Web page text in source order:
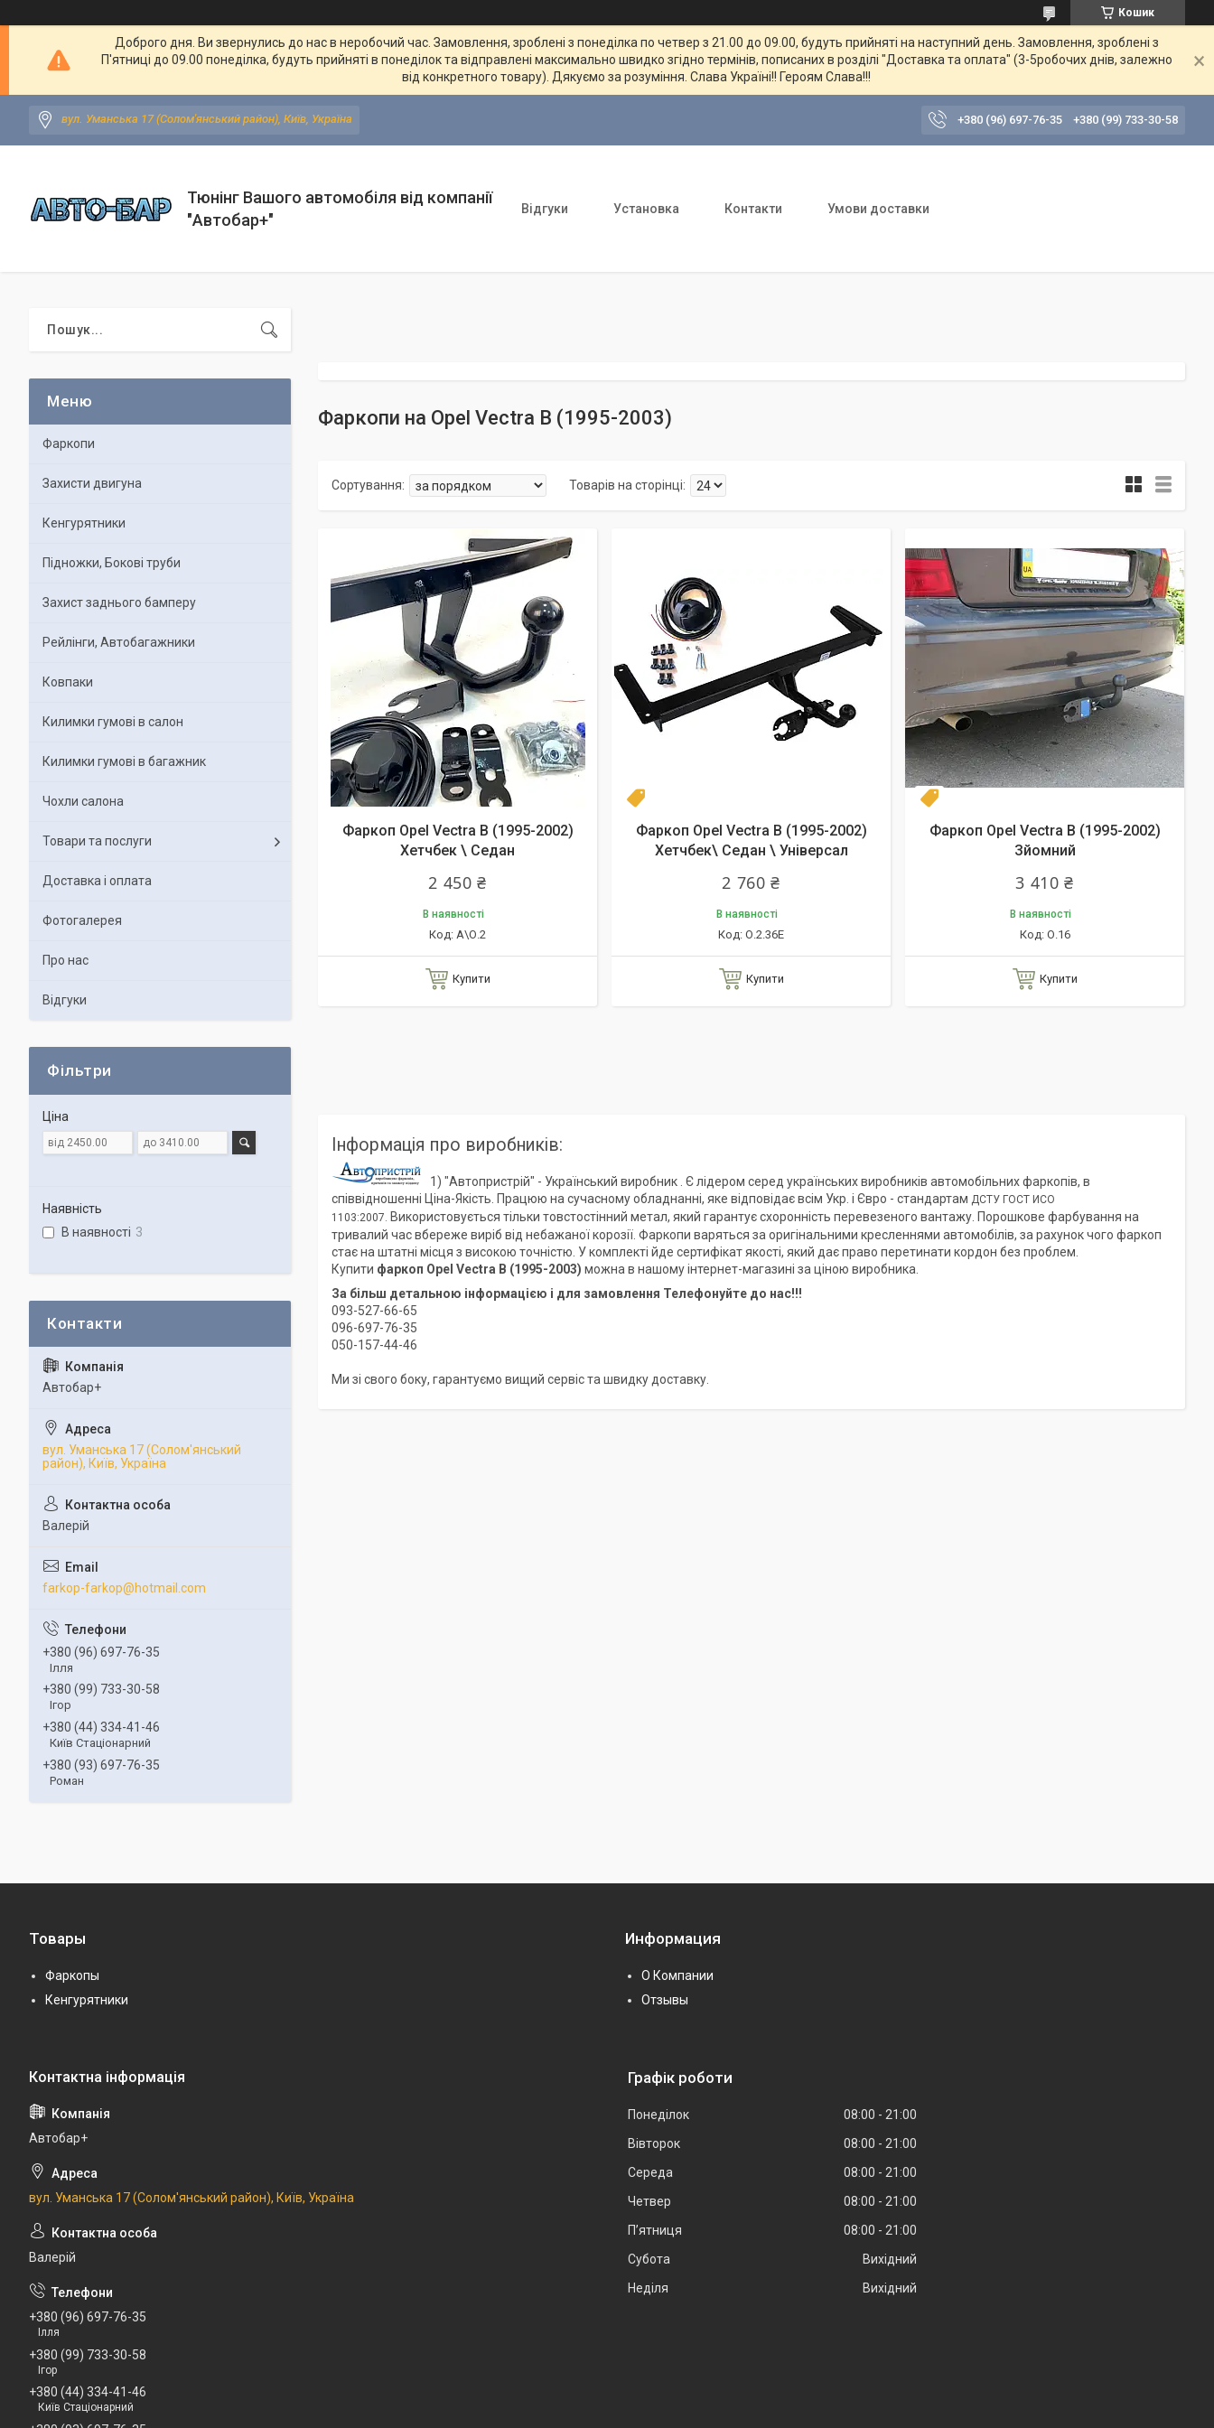
Кошик
Доброго дня. Ви звернулись до нас в неробочий час. Замовлення, зроблені з понеділка по четвер з 21.00 до 09.00, будуть прийняті на наступний день. Замовлення, зроблені з
П'ятниці до 09.00 понеділка, будуть прийняті в понеділок та відправлені максимально швидко згідно термінів, пописаних в розділі "Доставка та оплата" (3-5робочих днів, залежно
від конкретного товару). Дякуємо за розуміння. Слава Україні!! Героям Слава!!!
вул. Уманська 17 (Солом'янський район), Київ, Україна +380 (96) 697-76-35 +380 (99) 733-30-58
Тюнінг Вашого автомобіля від компанії
"Автобар+"
Відгуки Установка Контакти Умови доставки
Фаркопи на Opel Vectra B (1995-2003)
Фаркоп Opel Vectra B (1995-2002)
Хетчбек \ Седан
2 450 ₴
В наявності
А\О.2
Купити
Фаркоп Opel Vectra B (1995-2002)
Хетчбек\ Седан \ Універсал
2 760 ₴
В наявності
О.2.36Е
Купити
Фаркоп Opel Vectra B (1995-2002)
Зйомний
3 410 ₴
В наявності
О.16
Купити
Інформація про виробників:
1) "Автопристрій" - Український виробник . Є лідером серед українських виробників автомобільних фаркопів, в
співвідношенні Ціна-Якість. Працюю на сучасному обладнанні, яке відповідає всім Укр. і Євро - стандартам ДСТУ ГОСТ ИСО
1103:2007. Використовується тільки товстостінний метал, який гарантує схоронність перевезеного вантажу. Порошкове фарбування на
тривалий час вбереже виріб від небажаної корозії. Фаркопи варяться за оригінальними кресленнями автомобілів, за рахунок чого фаркоп
стає на штатні місця з високою точністю. У комплекті йде сертифікат якості, який дає право перетинати кордон без проблем.
Купити фаркоп Opel Vectra B (1995-2003) можна в нашому інтернет-магазині за ціною виробника.
За більш детальною інформацією і для замовлення Телефонуйте до нас!!!
093-527-66-65
096-697-76-35
050-157-44-46
Ми зі свого боку, гарантуємо вищий сервіс та швидку доставку.
Фаркопи
Захисти двигуна
Кенгурятники
Підножки, Бокові труби
Захист заднього бамперу
Рейлінги, Автобагажники
Ковпаки
Килимки гумові в салон
Килимки гумові в багажник
Чохли салона
Товари та послуги
Доставка і оплата
Фотогалерея
Про нас
Відгуки
Фільтри
Ціна
Наявність
В наявності 3
Автобар+
вул. Уманська 17 (Солом'янський
район), Київ, Україна
Валерій
farkop-farkop@hotmail.com
+380 (96) 697-76-35
Ілля
+380 (99) 733-30-58
Ігор
+380 (44) 334-41-46
Київ Стаціонарний
+380 (93) 697-76-35
Роман
Товары
Фаркопы
Кенгурятники
Информация
О Компании
Отзывы
Автобар+
вул. Уманська 17 (Солом'янський район), Київ, Україна
Валерій
+380 (96) 697-76-35
Ілля
+380 (99) 733-30-58
Ігор
+380 (44) 334-41-46
Київ Стаціонарний
Графік роботи
Понеділок 08:00
21:00
Вівторок
08:00
21:00
Середа
08:00
21:00
Четвер
08:00
21:00
Пʼятниця
08:00
21:00
Субота
Вихідний
Неділя
Вихідний